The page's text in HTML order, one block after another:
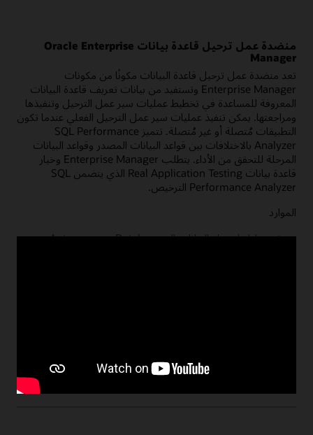
منضدة عمل ترحيل قاعدة بيانات Oracle Enterprise
Manager
تعد منضدة عمل ترحيل قاعدة البيانات مكونًا من مكونات
Enterprise Manager وتستفيد من بيانات تعريف قاعدة البيانات
المعروفة للمساعدة في تخطيط عمليات سير عمل الترحيل وتنفيذها
ومراجعتها. يمكن تنفيذ عمليات سير عمل الترحيل الفعلي عندما تكون
التطبيقات مُتصلة أو غير مُتصلة. تتميز SQL Performance
Analyzer بالاختلافات بين قواعد البيانات المصدر وقواعد البيانات
المرحلة للتحقق من الأداء. يتطلب Enterprise Manager وخيار
قاعدة بيانات Real Application Testing الذي يتضمن SQL
Performance Analyzer الترخيص.
الموارد
دليل لترحيل البيانات إلى Autonomous Database